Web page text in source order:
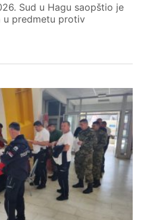
Sud u Hagu saopštio je
u predmetu protiv